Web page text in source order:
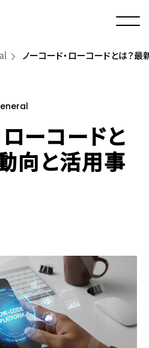
ノーコード・ローコードとは？
ローコードと
向と活用事